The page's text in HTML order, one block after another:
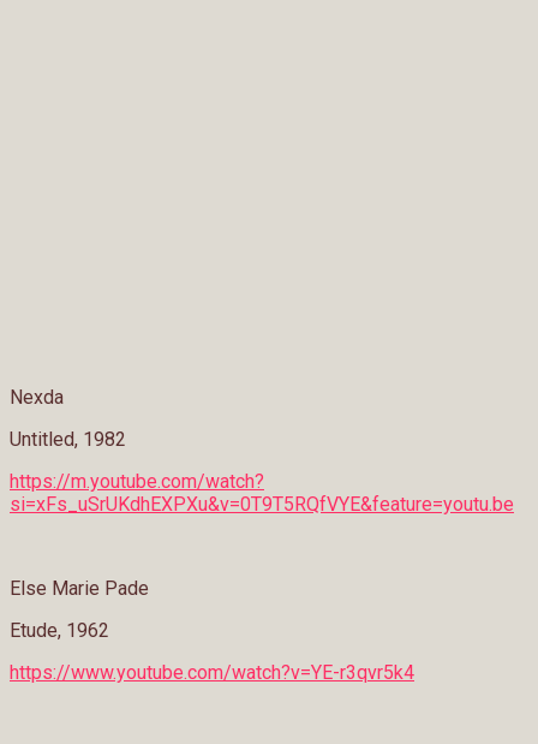
Nexda
Untitled, 1982
https://m.youtube.com/watch?
si=xFs_uSrUKdhEXPXu&v=0T9T5RQfVYE&feature=youtu.be
Else Marie Pade
Etude, 1962
https://www.youtube.com/watch?v=YE-r3qvr5k4